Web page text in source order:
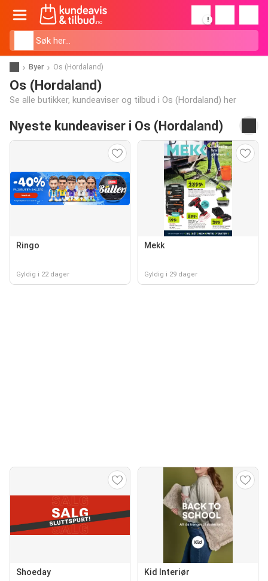
!
Byer Os (Hordaland)
Os (Hordaland)
Se alle butikker, kundeaviser og tilbud i Os (Hordaland) her
Nyeste kundeaviser i Os (Hordaland)
Ringo
Gyldig i 22 dager
Mekk
Gyldig i 29 dager
Shoeday Kid Interiør